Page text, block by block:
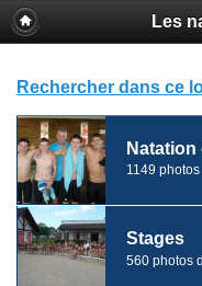
Les
Rechercher dans ce
1149
Stages
560 photos